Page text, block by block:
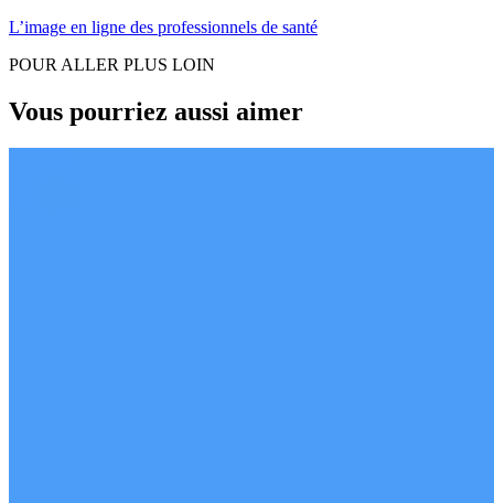
L’image en ligne des professionnels de santé
POUR ALLER PLUS LOIN
Vous pourriez aussi aimer